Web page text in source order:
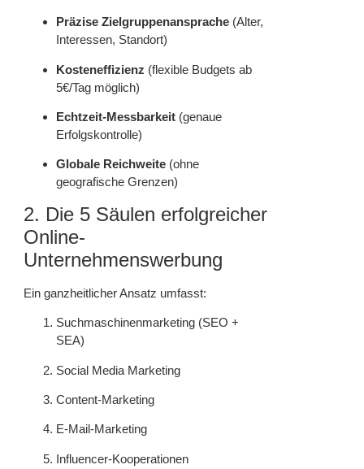
Präzise Zielgruppenansprache (Alter,
Interessen, Standort)
Kosteneffizienz (flexible Budgets ab
5€/Tag möglich)
Echtzeit-Messbarkeit (genaue
Erfolgskontrolle)
Globale Reichweite (ohne
geografische Grenzen)
2. Die 5 Säulen erfolgreicher
Online-
Unternehmenswerbung
Ein ganzheitlicher Ansatz umfasst:
Suchmaschinenmarketing (SEO +
SEA)
Social Media Marketing
Content-Marketing
E-Mail-Marketing
Influencer-Kooperationen